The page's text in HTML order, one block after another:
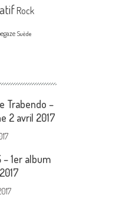
Rock
Suède
Trabendo –
2 avril 2017
– 1er album